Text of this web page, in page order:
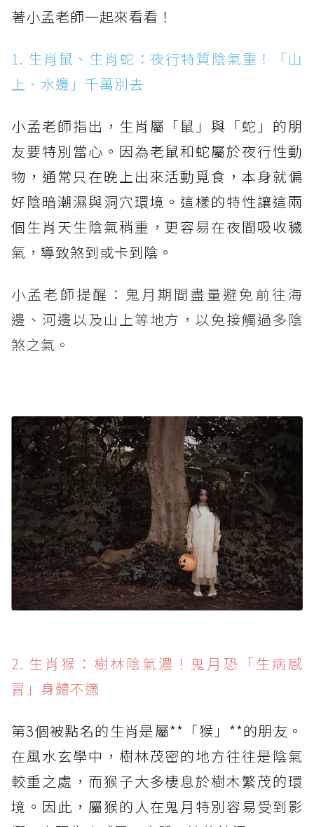
著小孟老師一起來看看！
1. 生肖鼠、生肖蛇：夜行特質陰氣重！「山
上、水邊」千萬別去
小孟老師指出，生肖屬「鼠」與「蛇」的朋
友要特別當心。因為老鼠和蛇屬於夜行性動
物，通常只在晚上出來活動覓食，本身就偏
好陰暗潮濕與洞穴環境。這樣的特性讓這兩
個生肖天生陰氣稍重，更容易在夜間吸收穢
氣，導致煞到或卡到陰。
小孟老師提醒：鬼月期間盡量避免前往海
邊、河邊以及山上等地方，以免接觸過多陰
煞之氣。
2. 生肖猴：樹林陰氣濃！鬼月恐「生病感
冒」身體不適
第3個被點名的生肖是屬**「猴」**的朋友。
在風水玄學中，樹林茂密的地方往往是陰氣
較重之處，而猴子大多棲息於樹木繁茂的環
境。因此，屬猴的人在鬼月特別容易受到影